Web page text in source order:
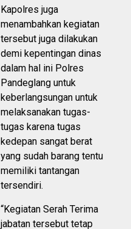
Kapolres juga
menambahkan kegiatan
tersebut juga dilakukan
demi kepentingan dinas
dalam hal ini Polres
Pandeglang untuk
keberlangsungan untuk
melaksanakan tugas-
tugas karena tugas
kedepan sangat berat
yang sudah barang tentu
memiliki tantangan
tersendiri.
“Kegiatan Serah Terima
jabatan tersebut tetap